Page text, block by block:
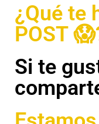
¿Qué te
POST
Si te